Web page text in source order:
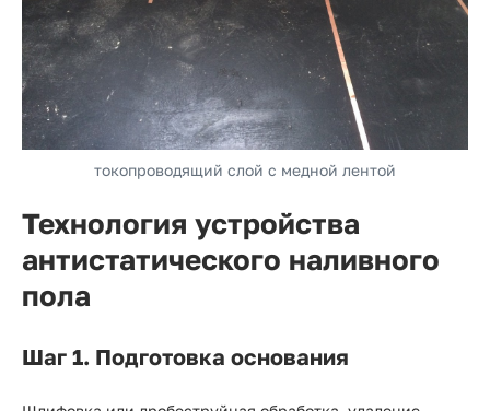
токопроводящий слой с медной лентой
Технология устройства
антистатического наливного
пола
Шаг 1. Подготовка основания